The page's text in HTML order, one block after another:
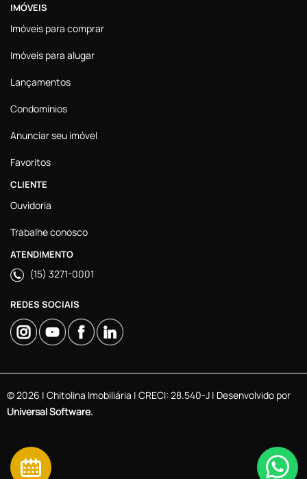
IMÓVEIS
Imóveis para comprar
Imóveis para alugar
Lançamentos
Condomínios
Anunciar seu imóvel
Favoritos
CLIENTE
Ouvidoria
Trabalhe conosco
ATENDIMENTO
(15) 3271-0001
REDES SOCIAIS
© 2026 | Chitolina Imobiliária | CRECI: 28.540-J | Desenvolvido por
Universal Software.